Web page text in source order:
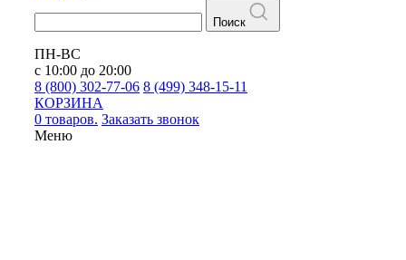
Поиск
ПН-ВС
с 10:00 до 20:00
8 (800) 302-77-06 8 (499) 348-15-11
КОРЗИНА
0 товаров. Заказать звонок
Меню